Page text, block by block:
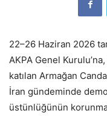
22–26 Haziran 2026
AKPA Genel
katılan Armağan
İran gündeminde
üstünlüğünün